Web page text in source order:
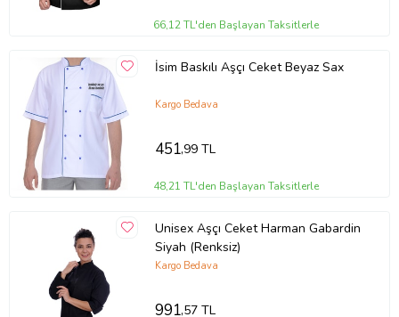
66,12 TL'den Başlayan Taksitlerle
İsim Baskılı Aşçı Ceket Beyaz Sax
Kargo Bedava
451,99 TL
48,21 TL'den Başlayan Taksitlerle
Unisex Aşçı Ceket Harman Gabardin
Siyah (Renksiz)
Kargo Bedava
991,57 TL